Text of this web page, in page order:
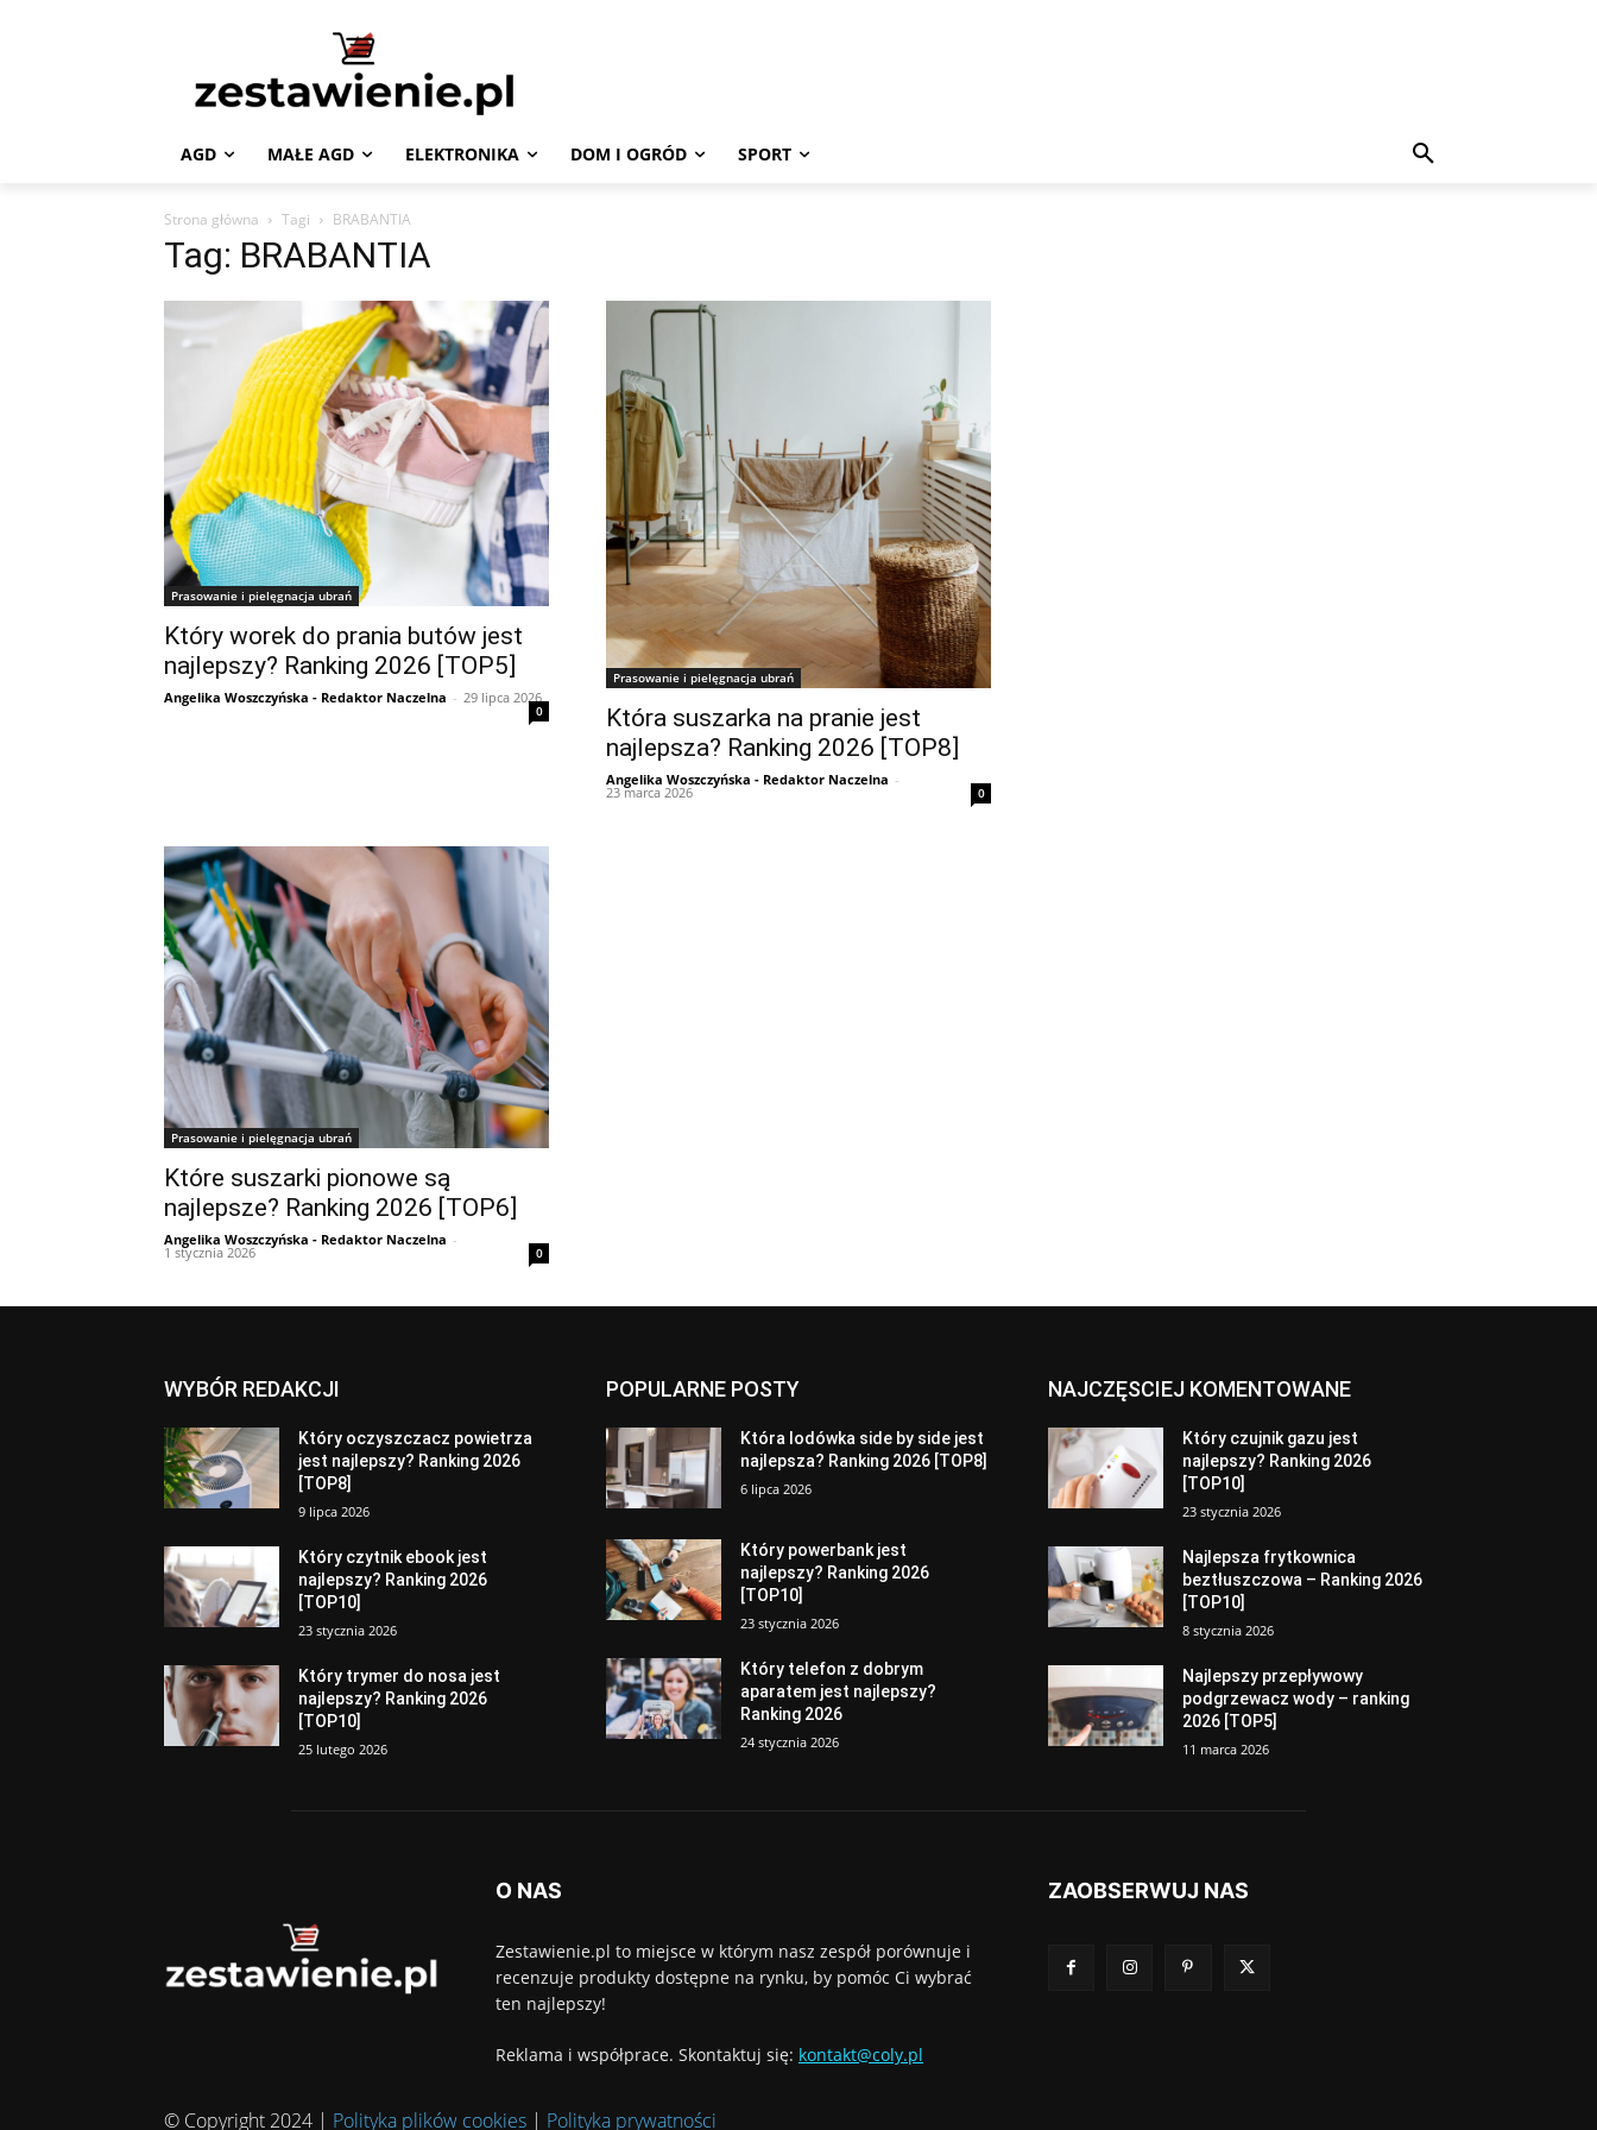
AGD MAŁE AGD ELEKTRONIKA DOM I OGRÓD SPORT
Strona główna Tagi BRABANTIA
Tag: BRABANTIA
Prasowanie i pielęgnacja ubrań
Który worek do prania butów jest
najlepszy? Ranking 2026 [TOP5]
Angelika Woszczyńska - Redaktor Naczelna - 29 lipca 2026
0
Prasowanie i pielęgnacja ubrań
Która suszarka na pranie jest
najlepsza? Ranking 2026 [TOP8]
Angelika Woszczyńska - Redaktor Naczelna -
23 marca 2026 0
Prasowanie i pielęgnacja ubrań
Które suszarki pionowe są
najlepsze? Ranking 2026 [TOP6]
Angelika Woszczyńska - Redaktor Naczelna -
1 stycznia 2026 0
WYBÓR REDAKCJI
Który oczyszczacz powietrza
jest najlepszy? Ranking 2026
[TOP8]
9 lipca 2026
Który czytnik ebook jest
najlepszy? Ranking 2026
[TOP10]
23 stycznia 2026
Który trymer do nosa jest
najlepszy? Ranking 2026
[TOP10]
25 lutego 2026
POPULARNE POSTY
Która lodówka side by side jest
najlepsza? Ranking 2026 [TOP8]
6 lipca 2026
Który powerbank jest
najlepszy? Ranking 2026
[TOP10]
23 stycznia 2026
Który telefon z dobrym
aparatem jest najlepszy?
Ranking 2026
24 stycznia 2026
NAJCZĘSCIEJ KOMENTOWANE
Który czujnik gazu jest
najlepszy? Ranking 2026
[TOP10]
23 stycznia 2026
Najlepsza frytkownica
beztłuszczowa – Ranking 2026
[TOP10]
8 stycznia 2026
Najlepszy przepływowy
podgrzewacz wody – ranking
2026 [TOP5]
11 marca 2026
O NAS
Zestawienie.pl to miejsce w którym nasz zespół porównuje i
recenzuje produkty dostępne na rynku, by pomóc Ci wybrać
ten najlepszy!
Reklama i współprace. Skontaktuj się: kontakt@coly.pl
ZAOBSERWUJ NAS
© Copyright 2024 | Polityka plików cookies | Polityka prywatności